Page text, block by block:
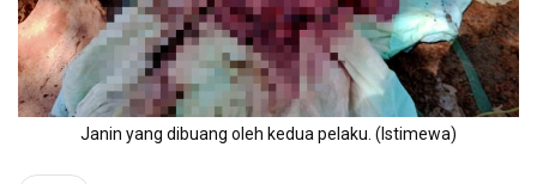
Janin yang dibuang oleh kedua pelaku. (Istimewa)